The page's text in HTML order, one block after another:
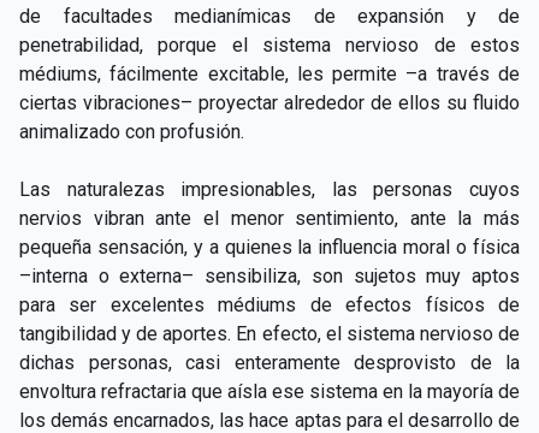
de facultades medianímicas de expansión y de
penetrabilidad, porque el sistema nervioso de estos
médiums, fácilmente excitable, les permite –a través de
ciertas vibraciones– proyectar alrededor de ellos su fluido
animalizado con profusión.
Las naturalezas impresionables, las personas cuyos
nervios vibran ante el menor sentimiento, ante la más
pequeña sensación, y a quienes la influencia moral o física
–interna o externa– sensibiliza, son sujetos muy aptos
para ser excelentes médiums de efectos físicos de
tangibilidad y de aportes. En efecto, el sistema nervioso de
dichas personas, casi enteramente desprovisto de la
envoltura refractaria que aísla ese sistema en la mayoría de
los demás encarnados, las hace aptas para el desarrollo de